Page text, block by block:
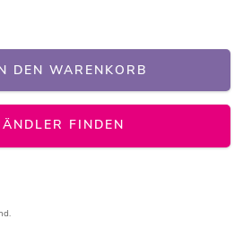
DEN WARENKORB
FINDEN